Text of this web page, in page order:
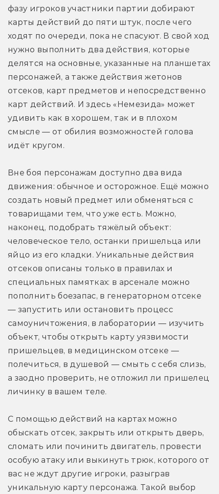
фазу игроков участники партии добирают
карты действий до пяти штук, после чего
ходят по очереди, пока не спасуют. В свой ход
нужно выполнить два действия, которые
делятся на основные, указанные на планшетах
персонажей, а также действия жетонов
отсеков, карт предметов и непосредственно
карт действий. И здесь «Немезида» может
удивить как в хорошем, так и в плохом
смысле — от обилия возможностей голова
идёт кругом.
Вне боя персонажам доступно два вида
движения: обычное и осторожное. Ещё можно
создать новый предмет или обменяться с
товарищами тем, что уже есть. Можно,
наконец, подобрать тяжёлый объект:
человеческое тело, останки пришельца или
яйцо из его кладки. Уникальные действия
отсеков описаны только в правилах и
специальных памятках: в арсенале можно
пополнить боезапас, в генераторном отсеке
— запустить или остановить процесс
самоуничтожения, в лаборатории — изучить
объект, чтобы открыть карту уязвимости
пришельцев, в медицинском отсеке —
полечиться, в душевой — смыть с себя слизь,
а заодно проверить, не отложил ли пришелец
личинку в вашем теле.
С помощью действий на картах можно
обыскать отсек, закрыть или открыть дверь,
сломать или починить двигатель, провести
особую атаку или выкинуть трюк, которого от
вас не ждут другие игроки, разыграв
уникальную карту персонажа. Такой выбор